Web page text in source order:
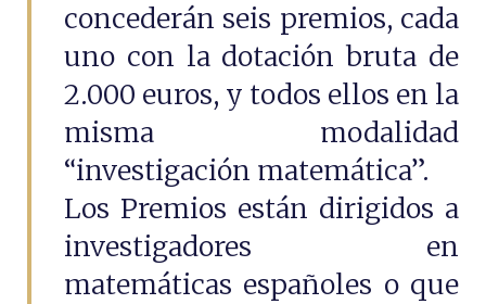
concederán seis premios, cada
uno con la dotación bruta de
2.000 euros, y todos ellos en la
misma modalidad
“investigación matemática”.
Los Premios están dirigidos a
investigadores en
matemáticas españoles o que